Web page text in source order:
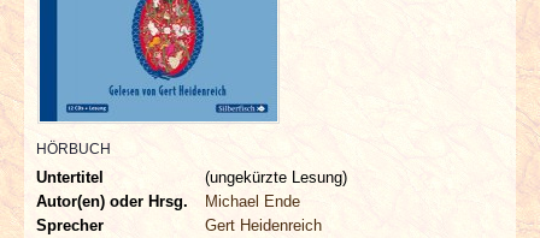
INTERVIEWS
SPECIALS
REDAKTION
LINKS
HÖRBUCH
Untertitel
(ungekürzte Lesung)
Autor(en) oder Hrsg.
Michael Ende
Sprecher
Gert Heidenreich